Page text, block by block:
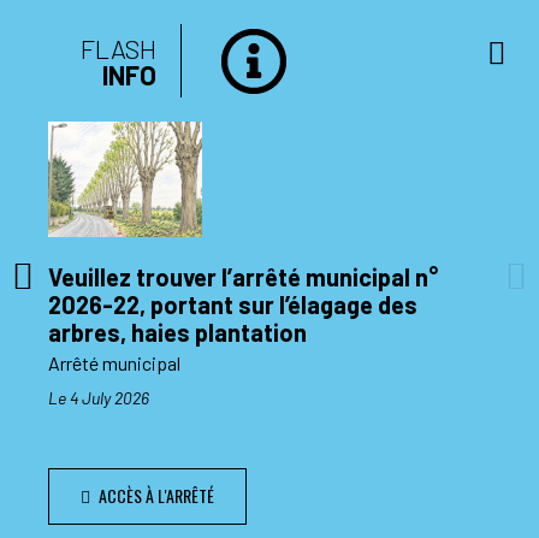
FLASH
INFO
Veuillez trouver l’arrêté municipal n°
2026-22, portant sur l’élagage des
arbres, haies plantation
Arrêté municipal
Le 4 July 2026
ACCÈS À L'ARRÊTÉ